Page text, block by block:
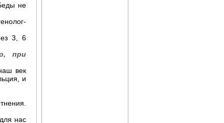
не
3, 6
при
век
и
нас